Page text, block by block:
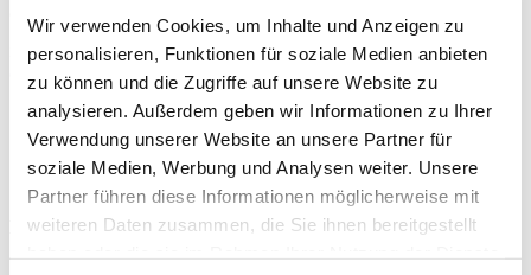
Wir verwenden Cookies, um Inhalte und Anzeigen zu
personalisieren, Funktionen für soziale Medien anbieten
zu können und die Zugriffe auf unsere Website zu
analysieren. Außerdem geben wir Informationen zu Ihrer
Verwendung unserer Website an unsere Partner für
soziale Medien, Werbung und Analysen weiter. Unsere
Partner führen diese Informationen möglicherweise mit
weiteren Daten zusammen, die Sie ihnen bereitgestellt
Conny Mertens
ist Reitlehrerin, Pilatestrainerin, Faszientrainerin und Fitnesstrainerin
aus Ritterhude.
Beiträge